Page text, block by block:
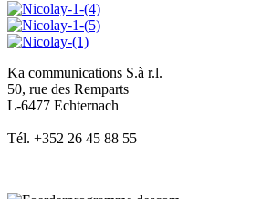
Ka communications S.à r.l.
50, rue des Remparts
L-6477 Echternach
Tél. +352 26 45 88 55